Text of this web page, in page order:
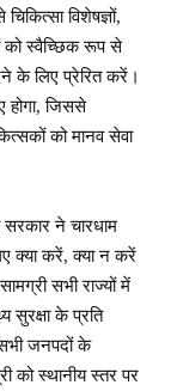
विशेषज्ञों,
को स्वैच्छिक रूप से
देने के लिए प्रेरित करें।
होगा, जिससे
को मानव सेवा
सरकार ने चारधाम
क्या करें, क्या न करें
सभी राज्यों में
सुरक्षा के प्रति
जनपदों के
को स्थानीय स्तर पर